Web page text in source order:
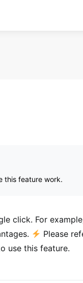
this feature work.
click. For
Please
use this feature.